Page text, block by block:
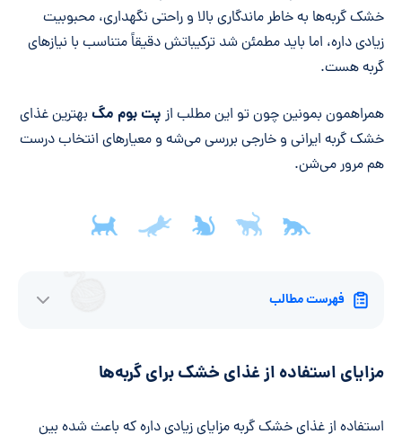
خشک گربه‌ها به خاطر ماندگاری بالا و راحتی نگهداری، محبوبیت
زیادی داره، اما باید مطمئن شد ترکیباتش دقیقاً متناسب با نیازهای
گربه هست.
همراهمون بمونین چون تو این مطلب از پت بوم مگ بهترین غذای
خشک گربه ایرانی و خارجی بررسی می‌شه و معیارهای انتخاب درست
هم مرور می‌شن.
فهرست مطالب
مزایای استفاده از غذای خشک برای گربه‌ها
استفاده از غذای خشک گربه مزایای زیادی داره که باعث شده بین